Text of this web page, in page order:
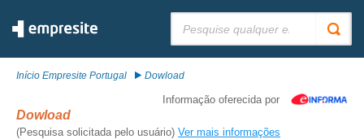
Início Empresite Portugal Dowload
Informação oferecida por
Dowload
(Pesquisa solicitada pelo usuário) Ver mais informações